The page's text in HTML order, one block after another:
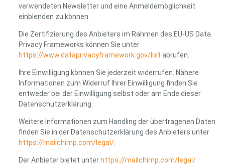
verwendeten Newsletter und eine Anmeldemöglichkeit
einblenden zu können.
Die Zertifizierung des Anbieters im Rahmen des EU-US Data
Privacy Frameworks können Sie unter
https://www.dataprivacyframework.gov/list abrufen.
Ihre Einwilligung können Sie jederzeit widerrufen. Nähere
Informationen zum Widerruf Ihrer Einwilligung finden Sie
entweder bei der Einwilligung selbst oder am Ende dieser
Datenschutzerklärung.
Weitere Informationen zum Handling der übertragenen Daten
finden Sie in der Datenschutzerklärung des Anbieters unter
https://mailchimp.com/legal/
Der Anbieter bietet unter https://mailchimp.com/legal/